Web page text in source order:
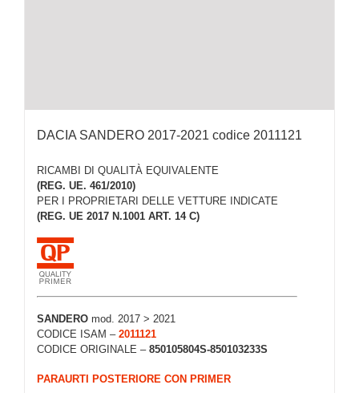
DACIA SANDERO 2017-2021 codice 2011121
RICAMBI DI QUALITÀ EQUIVALENTE
(REG. UE. 461/2010)
PER I PROPRIETARI DELLE VETTURE INDICATE
(REG. UE 2017 N.1001 ART. 14 C)
SANDERO mod. 2017 > 2021
CODICE ISAM – 2011121
CODICE ORIGINALE – 850105804S-850103233S
PARAURTI POSTERIORE CON PRIMER